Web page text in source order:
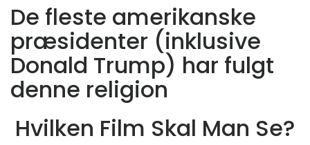
De fleste amerikanske
præsidenter (inklusive
Donald Trump) har fulgt
denne religion
Hvilken Film Skal Man Se?